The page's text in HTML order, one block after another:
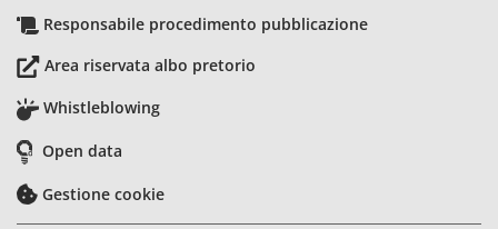
Responsabile procedimento pubblicazione
Area riservata albo pretorio
Whistleblowing
Open data
Gestione cookie